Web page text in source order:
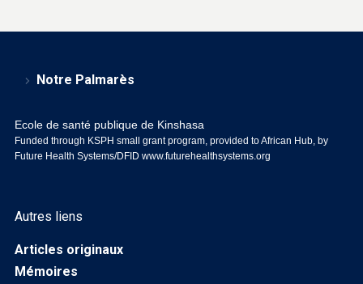
Notre Palmarès
Ecole de santé publique de Kinshasa
Funded through KSPH small grant program, provided to African Hub, by
Future Health Systems/DFID www.futurehealthsystems.org
Autres liens
Articles originaux
Mémoires